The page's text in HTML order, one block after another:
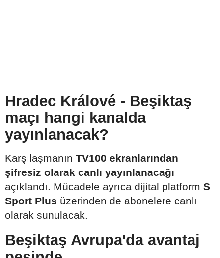
Hradec Králové - Beşiktaş
maçı hangi kanalda
yayınlanacak?
Karşılaşmanın TV100 ekranlarından
şifresiz olarak canlı yayınlanacağı
açıklandı. Mücadele ayrıca dijital platform S
Sport Plus üzerinden de abonelere canlı
olarak sunulacak.
Beşiktaş Avrupa'da avantaj